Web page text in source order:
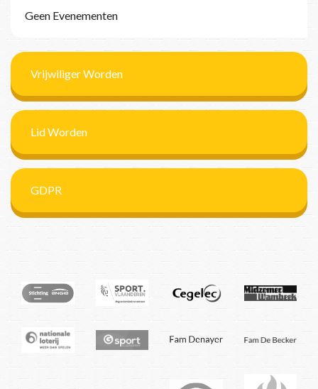
Geen Evenementen
Vrijwiliger Worden
Lid Worden
GDPR